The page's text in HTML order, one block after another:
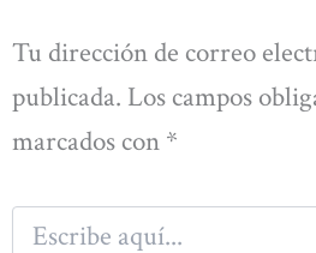
Tu dirección de correo
publicada. Los campos
marcados con *
Escribe
aquí...